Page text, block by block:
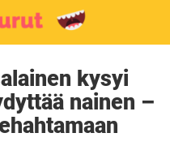
kysyi
nainen –